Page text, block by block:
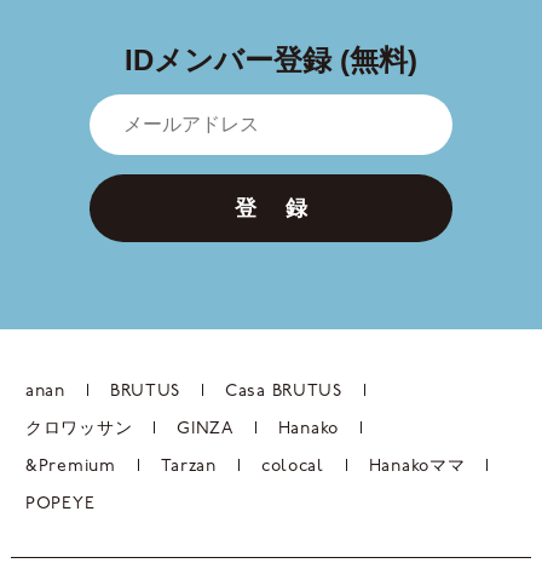
IDメンバー登録 (無料)
登 録
anan BRUTUS Casa BRUTUS
クロワッサン GINZA Hanako
&Premium Tarzan colocal Hanakoママ
POPEYE